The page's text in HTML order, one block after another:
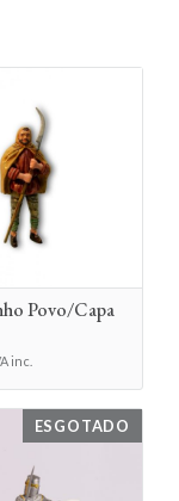
Povo/Capa
inc.
ESGOTADO